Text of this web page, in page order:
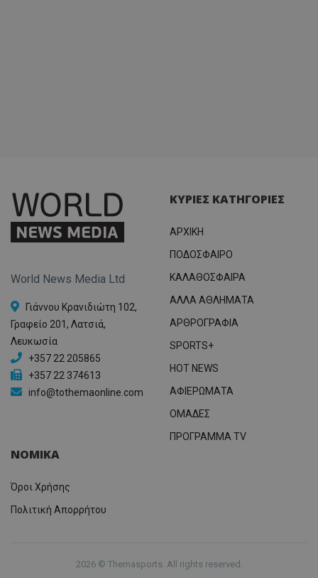
World News Media Ltd
Γιάννου Κρανιδιώτη 102,
Γραφείο 201, Λατσιά,
Λευκωσία
+357 22 205865
+357 22 374613
info@tothemaonline.com
ΚΥΡΙΕΣ ΚΑΤΗΓΟΡΙΕΣ
ΑΡΧΙΚΗ
ΠΟΔΟΣΦΑΙΡΟ
ΚΑΛΑΘΟΣΦΑΙΡΑ
ΑΛΛΑ ΑΘΛΗΜΑΤΑ
ΑΡΘΡΟΓΡΑΦΙΑ
SPORTS+
HOT NEWS
ΑΦΙΕΡΩΜΑΤΑ
ΟΜΑΔΕΣ
ΠΡΟΓΡΑΜΜΑ TV
ΝΟΜΙΚΑ
Όροι Χρήσης
Πολιτική Απορρήτου
2026 © Themasports. All rights reserved.